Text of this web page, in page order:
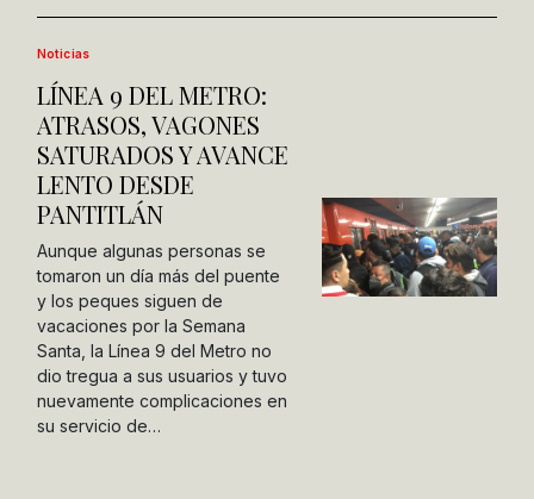
Noticias
LÍNEA 9 DEL METRO:
ATRASOS, VAGONES
SATURADOS Y AVANCE
LENTO DESDE
PANTITLÁN
Aunque algunas personas se
tomaron un día más del puente
y los peques siguen de
vacaciones por la Semana
Santa, la Línea 9 del Metro no
dio tregua a sus usuarios y tuvo
nuevamente complicaciones en
su servicio de…